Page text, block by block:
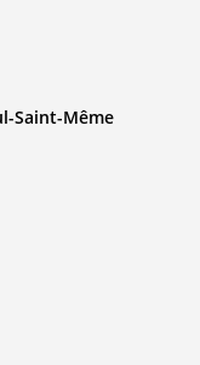
Saint-Même